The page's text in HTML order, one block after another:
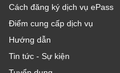
Cách đăng ký dịch vụ ePass
Điểm cung cấp dịch vụ
Hướng dẫn
Tin tức - Sự kiện